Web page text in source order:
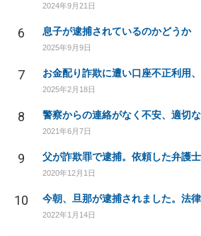
2024年9月21日
6 息子が逮捕されているのかどうか
2025年9月9日
7 お金配り詐欺に遭い口座不正利用
2025年2月18日
8 警察からの連絡がなく不安、適切
2021年6月7日
9
2020年12月1日
10
2022年1月14日